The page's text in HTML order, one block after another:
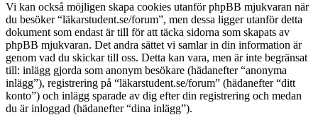
Vi kan också möjligen skapa cookies utanför phpBB mjukvaran när
du besöker “läkarstudent.se/forum”, men dessa ligger utanför detta
dokument som endast är till för att täcka sidorna som skapats av
phpBB mjukvaran. Det andra sättet vi samlar in din information är
genom vad du skickar till oss. Detta kan vara, men är inte begränsat
till: inlägg gjorda som anonym besökare (hädanefter “anonyma
inlägg”), registrering på “läkarstudent.se/forum” (hädanefter “ditt
konto”) och inlägg sparade av dig efter din registrering och medan
du är inloggad (hädanefter “dina inlägg”).